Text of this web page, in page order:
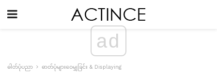
ad
ဓါတ်ပုံပညာ ဓာတ်ပုံများဝေမျှခြင်း & Displaying